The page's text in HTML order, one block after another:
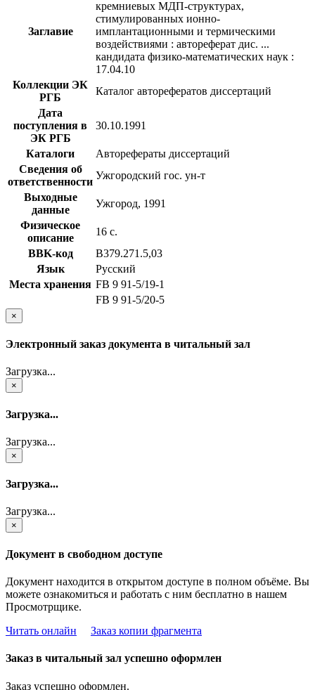
Заглавие
кремниевых МДП-структурах,
стимулированных ионно-
имплантационными и термическими
воздействиями : автореферат дис. ...
кандидата физико-математических наук :
17.04.10
Коллекции ЭК
РГБ
Каталог авторефератов диссертаций
Дата
поступления в
ЭК РГБ
30.10.1991
Каталоги
Авторефераты диссертаций
Сведения об
ответственности
Ужгородский гос. ун-т
Выходные
данные
Ужгород, 1991
Физическое
описание
16 с.
BBK-код
В379.271.5,03
Язык
Русский
Места хранения FB 9 91-5/19-1
FB 9 91-5/20-5
×
Электронный заказ документа в читальный зал
Загрузка...
×
Загрузка...
Загрузка...
×
Загрузка...
Загрузка...
×
Документ в свободном доступе
Документ находится в открытом доступе в полном объёме. Вы
можете ознакомиться и работать с ним бесплатно в нашем
Просмотрщике.
Читать онлайн
Заказ копии фрагмента
Заказ в читальный зал успешно оформлен
Заказ успешно оформлен.